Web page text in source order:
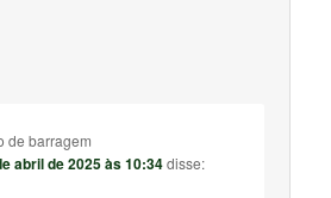
de barragem
abril de 2025 às 10:34disse: